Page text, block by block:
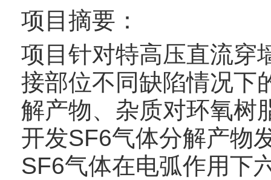
项目摘要：
项目针对特高压直流穿
接部位不同缺陷情况下
解产物、杂质对环氧树
开发SF6气体分解产物
SF6气体在电弧作用下